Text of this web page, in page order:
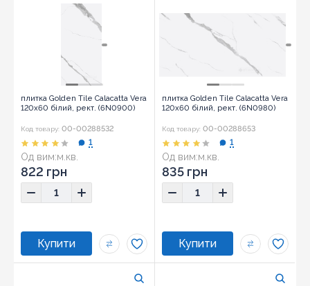
плитка Golden Tile Calacatta Vera
120x60 білий, рект. (6N0900)
Код товару: 00-00288532
Од вим:м.кв.
1
822 грн
плитка Golden Tile Calacatta Vera
120x60 білий, рект. (6N0980)
Код товару: 00-00288653
Од вим:м.кв.
1
835 грн